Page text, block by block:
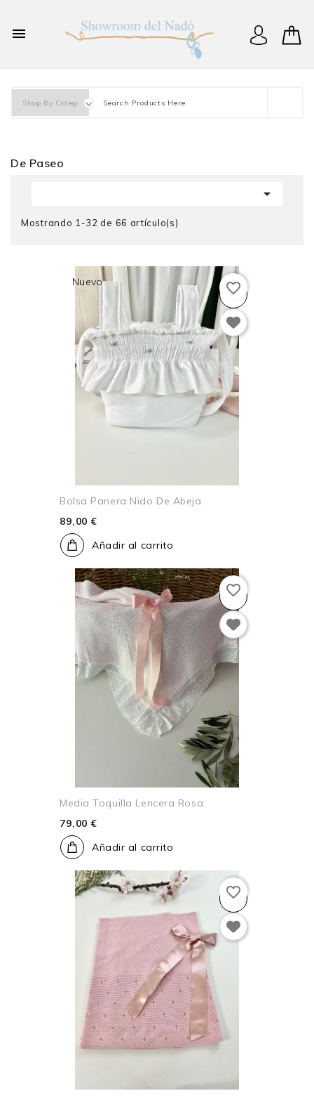

De Paseo

Mostrando 1-32 de 66 artículo(s)
Nuevo
Bolsa Panera Nido De Abeja
89,00 €
Añadir al carrito
favorite_border
Media Toquilla Lencera Rosa
79,00 €
Añadir al carrito
favorite_border
favorite_border
Iniciar sesión ×
You need to be logged in to save products in your wish